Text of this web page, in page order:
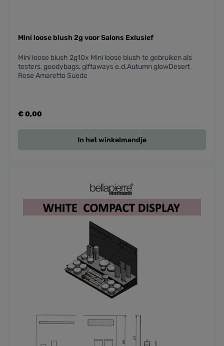
Mini loose blush 2g voor Salons Exlusief
Mini loose blush 2g10x Mini loose blush te gebruiken als
testers, goodybags, giftaways e.d.Autumn glowDesert
Rose Amaretto Suede
€ 0,00
In het winkelmandje